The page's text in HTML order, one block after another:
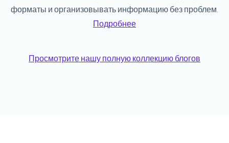
форматы и организовывать информацию без проблем.
Подробнее
Просмотрите нашу полную коллекцию блогов